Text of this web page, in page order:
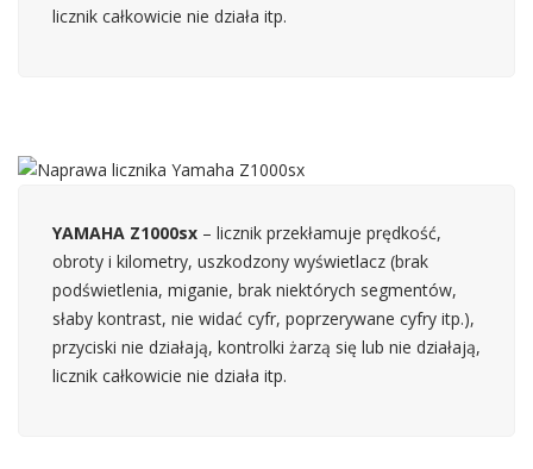
licznik całkowicie nie działa itp.
YAMAHA Z1000sx – licznik przekłamuje prędkość,
obroty i kilometry, uszkodzony wyświetlacz (brak
podświetlenia, miganie, brak niektórych segmentów,
słaby kontrast, nie widać cyfr, poprzerywane cyfry itp.),
przyciski nie działają, kontrolki żarzą się lub nie działają,
licznik całkowicie nie działa itp.